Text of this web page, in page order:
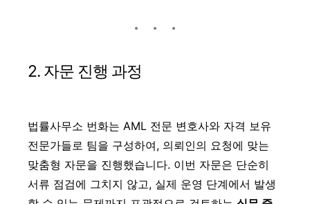
2. 자문 진행 과정
법률사무소 번화는 AML 전문 변호사와 자격 보유
전문가들로 팀을 구성하여, 의뢰인의 요청에 맞는
맞춤형 자문을 진행했습니다. 이번 자문은 단순히
서류 점검에 그치지 않고, 실제 운영 단계에서 발생